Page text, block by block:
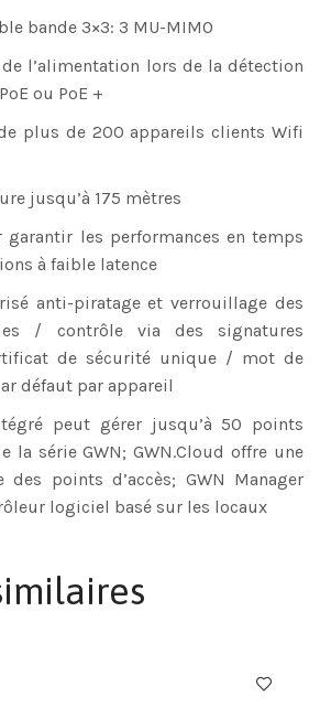
bande 3×3: 3 MU-MIMO
l’alimentation lors de la détection
ou PoE +
plus de 200 appareils clients Wifi
jusqu’à 175 mètres
garantir les performances en temps
à faible latence
anti-piratage et verrouillage des
/ contrôle via des signatures
de sécurité unique / mot de
défaut par appareil
peut gérer jusqu’à 50 points
la série GWN; GWN.Cloud offre une
points d’accès; GWN Manager
logiciel basé sur les locaux